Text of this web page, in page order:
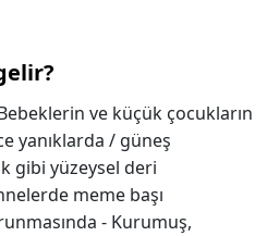
ve küçük çocukların
yanıklarda / güneş
gibi yüzeysel deri
meme başı
- Kurumuş,